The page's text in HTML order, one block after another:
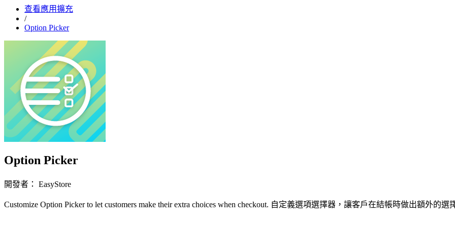
查看應用擴充
/
Option Picker
Option Picker
開發者： EasyStore
Customize Option Picker to let customers make their extra choices when checkout. 自定義選項選擇器，讓客戶在結帳時做出額外的選